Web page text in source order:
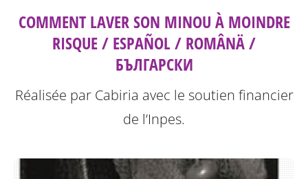
COMMENT LAVER SON MINOU À MOINDRE
RISQUE / ESPAÑOL / ROMÂNÄ /
БЪЛГАРСКИ
Réalisée par Cabiria avec le soutien financier
de l’Inpes.